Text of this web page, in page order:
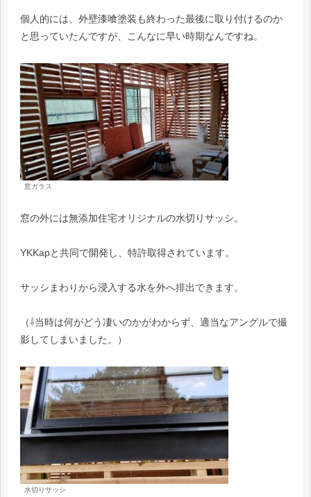
個人的には、外壁漆喰塗装も終わった最後に取り付けるのか
と思っていたんですが、こんなに早い時期なんですね。
窓ガラス
窓の外には無添加住宅オリジナルの水切りサッシ。
YKKapと共同で開発し、特許取得されています。
サッシまわりから浸入する水を外へ排出できます。
（⇩当時は何がどう凄いのかがわからず、適当なアングルで撮
影してしまいました。）
水切りサッシ